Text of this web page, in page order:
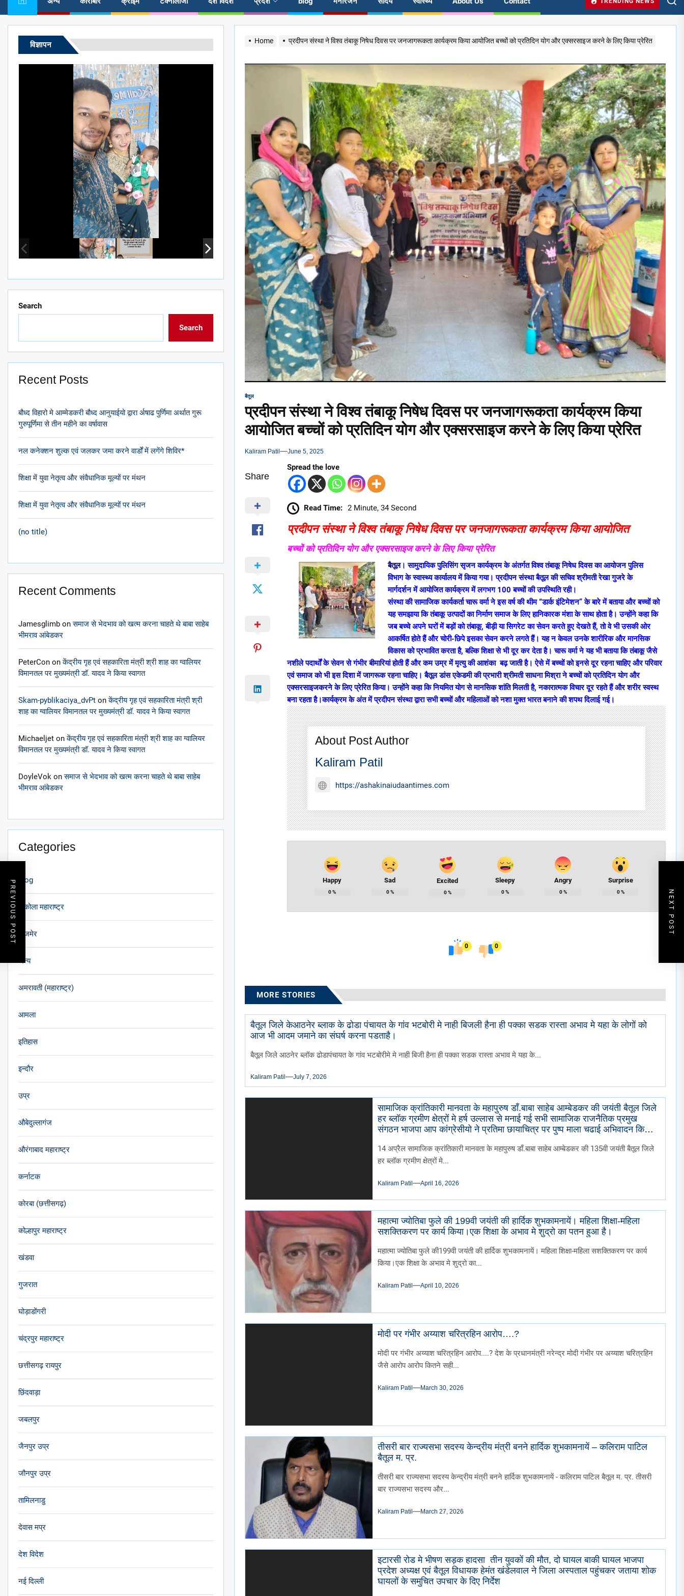
Home प्रदीपन संस्था ने विश्व तंबाकू निषेध दिवस पर जनजागरूकता कार्यक्रम किया आयोजित बच्चों को प्रतिदिन योग और एक्सरसाइज करने के लिए किया प्रेरित
बैतूल
प्रदीपन संस्था ने विश्व तंबाकू निषेध दिवस पर जनजागरूकता कार्यक्रम किया
आयोजित बच्चों को प्रतिदिन योग और एक्सरसाइज करने के लिए किया प्रेरित
Kaliram Patil June 5, 2025
Share
Spread the love
Read Time: 2 Minute, 34 Second
प्रदीपन संस्था ने विश्व तंबाकू निषेध दिवस पर जनजागरूकता कार्यक्रम किया आयोजित
बच्चों को प्रतिदिन योग और एक्सरसाइज करने के लिए किया प्रेरित
बैतूल। सामुदायिक पुलिसिंग सृजन कार्यक्रम के अंतर्गत विश्व तंबाकू निषेध दिवस का आयोजन पुलिस
विभाग के स्वास्थ्य कार्यालय में किया गया। प्रदीपन संस्था बैतूल की सचिव श्रीमती रेखा गुजरे के
मार्गदर्शन में आयोजित कार्यक्रम में लगभग 100 बच्चों की उपस्थिति रही।
संस्था की सामाजिक कार्यकर्ता चारू वर्मा ने इस वर्ष की थीम “डार्क इंटिमेशन” के बारे में बताया और बच्चों को
यह समझाया कि तंबाकू उत्पादों का निर्माण समाज के लिए हानिकारक मंशा के साथ होता है। उन्होंने कहा कि
जब बच्चे अपने घरों में बड़ों को तंबाकू, बीड़ी या सिगरेट का सेवन करते हुए देखते हैं, तो वे भी उसकी ओर
आकर्षित होते हैं और चोरी-छिपे इसका सेवन करने लगते हैं। यह न केवल उनके शारीरिक और मानसिक
विकास को प्रभावित करता है, बल्कि शिक्षा से भी दूर कर देता है। चारू वर्मा ने यह भी बताया कि तंबाकू जैसे
नशीले पदार्थों के सेवन से गंभीर बीमारियां होती हैं और कम उम्र में मृत्यु की आशंका बढ़ जाती है। ऐसे में बच्चों को इनसे दूर रहना चाहिए और परिवार
एवं समाज को भी इस दिशा में जागरूक रहना चाहिए। बैतूल डांस एकेडमी की प्रभारी श्रीमती साधना मिश्रा ने बच्चों को प्रतिदिन योग और
एक्सरसाइजकरने के लिए प्रेरित किया। उन्होंने कहा कि नियमित योग से मानसिक शांति मिलती है, नकारात्मक विचार दूर रहते हैं और शरीर स्वस्थ
बना रहता है।कार्यक्रम के अंत में प्रदीपन संस्था द्वारा सभी बच्चों और महिलाओं को नशा मुक्त भारत बनाने की शपथ दिलाई गई।
About Post Author
Kaliram Patil
https://ashakinaiudaantimes.com
Happy
0%
Sad
0%
Excited
0%
Sleepy
0%
Angry
0%
Surprise
0%
0 0
PREVIOUS POST NEXT POST
MORE STORIES
बैतूल जिले केआठनेर ब्लाक के ढोडा पंचायत के गांव भटबोरी मे नाही बिजली हैना ही पक्का सडक रास्ता अभाव मे यहा के लोगों को
आज भी आदम जमाने का संघर्ष करना पडताहै।
बैतूल जिले आठनेर ब्लॉक ढोडापंचायत के गांव भटबोरीमे मे नाही बिजी हैना ही पक्का सडक रास्ता अभाव मे यहा के...
Kaliram Patil July 7, 2026
सामाजिक क्रांतिकारी मानवता के महापुरुष डाँ.बाबा साहेब आम्बेडकर की जयंती बैतूल जिले
हर ब्लॉक ग्रमीण क्षेत्रों मे हर्ष उल्लास से मनाई गई सभी सामाजिक राजनैतिक प्रमुख
संगठन भाजपा आप कांग्रेसीयो ने प्रतिमा छायाचित्र पर पुष्प माला चढाई अभिवादन किया .
14 अप्रैल सामाजिक क्रांतिकारी मानवता के महापुरुष डाँ.बाबा साहेब आम्बेडकर की 135वी जयंती बैतूल जिले
हर ब्लॉक ग्रमीण क्षेत्रों मे...
Kaliram Patil April 16, 2026
महात्मा ज्योतिबा फुले की 199वी जयंती की हार्दिक शुभकामनायें। महिला शिक्षा-महिला
सशक्तिकरण पर कार्य किया।एक शिक्षा के अभाव मे शुद्रो का पतन हुआ है।
महात्मा ज्योतिबा फुले की199वी जयंती की हार्दिक शुभकामनायें। महिला शिक्षा-महिला सशक्तिकरण पर कार्य
किया।एक शिक्षा के अभाव मे शुद्रो का...
Kaliram Patil April 10, 2026
मोदी पर गंभीर अय्याश चरित्रहिन आरोप….?
मोदी पर गंभीर अय्याश चरित्रहिन आरोप....? देश के प्रधानमंत्री नरेन्द्र मोदी गंभीर पर अय्याश चरित्रहिन
जैसे आरोप आरोप कितने सही...
Kaliram Patil March 30, 2026
तीसरी बार राज्यसभा सदस्य केन्द्रीय मंत्री बनने हार्दिक शुभकामनायें – कलिराम पाटिल
बैतूल म. प्र.
तीसरी बार राज्यसभा सदस्य केन्द्रीय मंत्री बनने हार्दिक शुभकामनायें - कलिराम पाटिल बैतूल म. प्र. तीसरी
बार राज्यसभा सदस्य और...
Kaliram Patil March 27, 2026
इटारसी रोड मे भीषण सड़क हादसा तीन युवकों की मौत, दो घायल बाकी घायल भाजपा
प्रदेश अध्यक्ष एवं बैतूल विधायक हेमंत खंडेलवाल ने जिला अस्पताल पहुंचकर जताया शोक
घायलों के समुचित उपचार के दिए निर्देश
विज्ञापन
Search
Search
Recent Posts
बौध्द विहारो मे आम्मेडकरी बौध्द आनुयाईयो द्वारा र्अषाढ पुर्णिमा अर्थात गुरू
गुरुपूर्णिमा से तीन महीने का वर्षावास
नल कनेक्शन शुल्क एवं जलकर जमा करने वार्डों में लगेंगे शिविर*
शिक्षा में युवा नेतृत्व और संवैधानिक मूल्यों पर मंथन
शिक्षा में युवा नेतृत्व और संवैधानिक मूल्यों पर मंथन
(no title)
Recent Comments
Jamesglimb onसमाज से भेदभाव को खत्म करना चाहते थे बाबा साहेब
भीमराव आंबेडकर
PeterCon onकेंद्रीय गृह एवं सहकारिता मंत्री श्री शाह का ग्वालियर
विमानतल पर मुख्यमंत्री डॉ. यादव ने किया स्वागत
Skam-pyblikaciya_dvPt onकेंद्रीय गृह एवं सहकारिता मंत्री श्री
शाह का ग्वालियर विमानतल पर मुख्यमंत्री डॉ. यादव ने किया स्वागत
Michaeljet onकेंद्रीय गृह एवं सहकारिता मंत्री श्री शाह का ग्वालियर
विमानतल पर मुख्यमंत्री डॉ. यादव ने किया स्वागत
DoyleVok onसमाज से भेदभाव को खत्म करना चाहते थे बाबा साहेब
भीमराव आंबेडकर
Categories
blog
अकोला महाराष्ट्र
अजमेर
अन्य
अमरावती (महाराष्ट्र)
आमला
इतिहास
इन्दौर
उप्र
औबेदुल्लागंज
औरंगाबाद महाराष्ट्र
कर्नाटक
कोरबा (छत्तीसगढ़)
कोल्हापुर महाराष्ट्र
खंडवा
गुजरात
घोड़ाडोंगरी
चंद्रपुर महाराष्ट्र
छत्तीसगढ़ रायपुर
छिंदवाड़ा
जबलपुर
जैनपुर उप्र
जौनपुर उप्र
तामिलनाडु
देवास मप्र
देश विदेश
नई दिल्ली